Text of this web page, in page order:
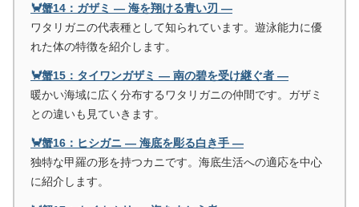
🦀蟹14：ガザミ ― 海を翔ける青い刃 ―
ワタリガニの代表種として知られています。遊泳能力に優
れた体の特徴を紹介します。
🦀蟹15：タイワンガザミ ― 南の碧を受け継ぐ者 ―
暖かい海域に広く分布するワタリガニの仲間です。ガザミ
との違いも見ていきます。
🦀蟹16：ヒシガニ ― 海底を彫る白き手 ―
独特な甲羅の形を持つカニです。海底生活への適応を中心
に紹介します。